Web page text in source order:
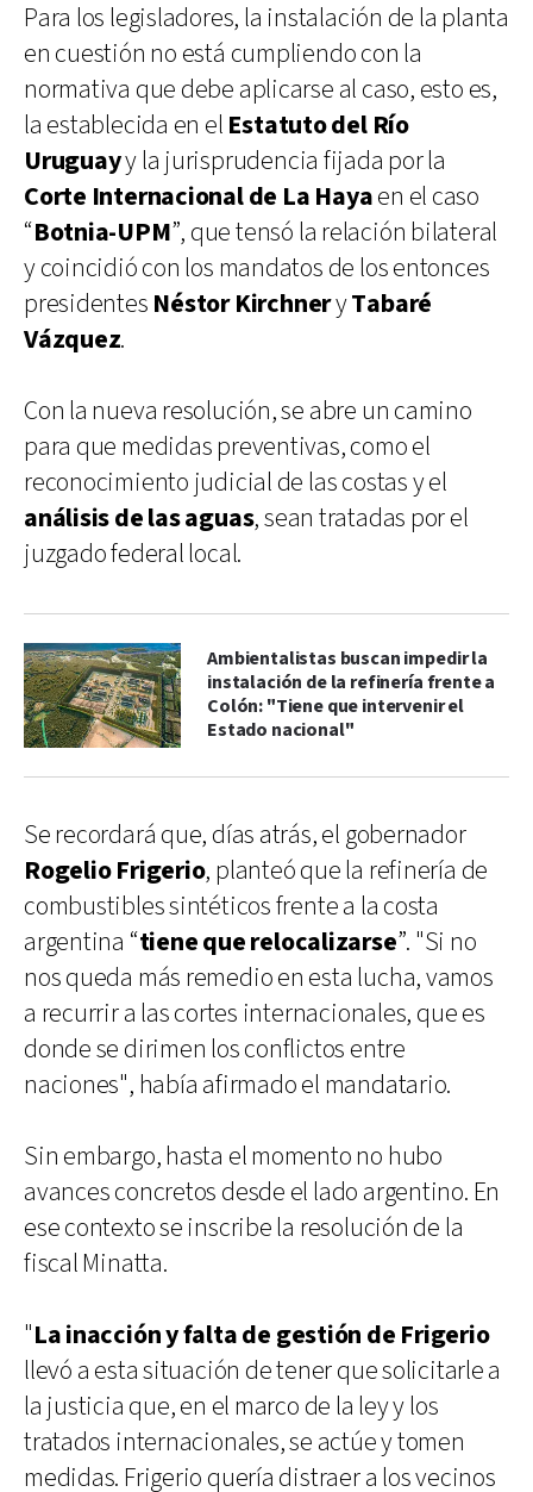
Para los legisladores, la instalación de la planta
en cuestión no está cumpliendo con la
normativa que debe aplicarse al caso, esto es,
la establecida en el Estatuto del Río
Uruguayy la jurisprudencia fijada por la
Corte Internacional de La Hayaen el caso
“Botnia-UPM”, que tensó la relación bilateral
y coincidió con los mandatos de los entonces
presidentes Néstor KirchneryTabaré
Vázquez.
Con la nueva resolución, se abre un camino
para que medidas preventivas, como el
reconocimiento judicial de las costas y el
análisis de las aguas, sean tratadas por el
juzgado federal local.
Ambientalistas buscan impedir la
instalación de la refinería frente a
Colón: "Tiene que intervenir el
Estado nacional"
Se recordará que, días atrás, el gobernador
Rogelio Frigerio, planteó que la refinería de
combustibles sintéticos frente a la costa
argentina “tiene que relocalizarse”. "Si no
nos queda más remedio en esta lucha, vamos
a recurrir a las cortes internacionales, que es
donde se dirimen los conflictos entre
naciones", había afirmado el mandatario.
Sin embargo, hasta el momento no hubo
avances concretos desde el lado argentino. En
ese contexto se inscribe la resolución de la
fiscal Minatta.
"La inacción y falta de gestión de Frigerio
llevó a esta situación de tener que solicitarle a
la justicia que, en el marco de la ley y los
tratados internacionales, se actúe y tomen
medidas. Frigerio quería distraer a los vecinos